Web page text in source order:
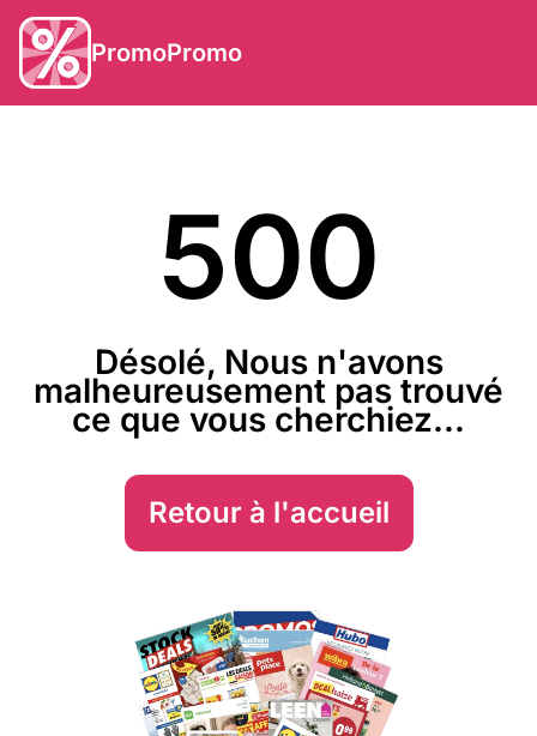
PromoPromo
500
Désolé, Nous n'avons
malheureusement pas trouvé
ce que vous cherchiez...
Retour à l'accueil